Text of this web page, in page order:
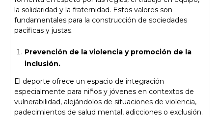
la solidaridad y la fraternidad. Estos valores son
fundamentales para la construcción de sociedades
pacíficas y justas.
Prevención de la violencia y promoción de la
inclusión.
El deporte ofrece un espacio de integración
especialmente para niños y jóvenes en contextos de
vulnerabilidad, alejándolos de situaciones de violencia,
padecimientos de salud mental, adicciones o exclusión.